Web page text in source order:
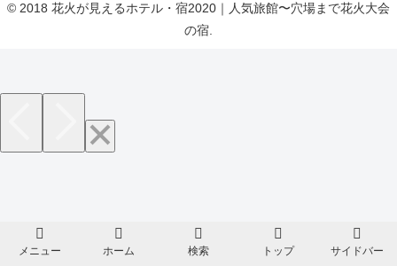
© 2018 花火が見えるホテル・宿2020｜人気旅館〜穴場まで花火大会
の宿.
メニュー ホーム 検索 トップ サイドバー